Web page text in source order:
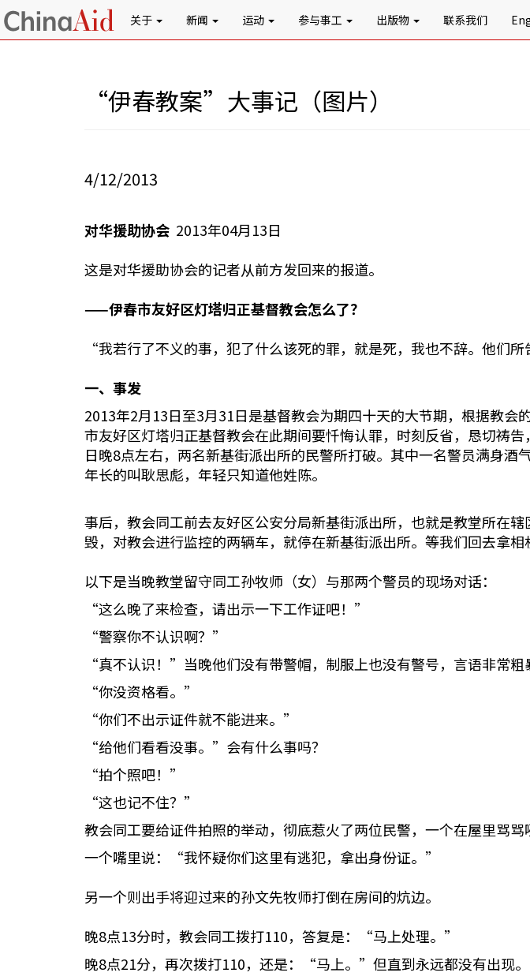
关于 新闻 运动 参与事工 出版物 联系我们
“伊春教案”大事记（图片）
4/12/2013
对华援助协会 2013年04月13日
这是对华援助协会的记者从前方发回来的报道。
——伊春市友好区灯塔归正基督教会怎么了？
“我若行了不义的事，犯了什么该死的罪，就是死，我也不辞。他们
一、事发
2013年2月13日至3月31日是基督教会为期四十天的大节期，根据教
市友好区灯塔归正基督教会在此期间要忏悔认罪，时刻反省，恳切祷
日晚8点左右，两名新基街派出所的民警所打破。其中一名警员满身酒
年长的叫耿思彪，年轻只知道他姓陈。
事后，教会同工前去友好区公安分局新基街派出所，也就是教堂所在
毁，对教会进行监控的两辆车，就停在新基街派出所。等我们回去拿相
以下是当晚教堂留守同工孙牧师（女）与那两个警员的现场对话：
“这么晚了来检查，请出示一下工作证吧！”
“警察你不认识啊？”
“真不认识！”当晚他们没有带警帽，制服上也没有警号，言语非常粗
“你没资格看。”
“你们不出示证件就不能进来。”
“给他们看看没事。”会有什么事吗？
“拍个照吧！”
“这也记不住？”
教会同工要给证件拍照的举动，彻底惹火了两位民警，一个在屋里骂骂
一个嘴里说：“我怀疑你们这里有逃犯，拿出身份证。”
另一个则出手将迎过来的孙文先牧师打倒在房间的炕边。
晚8点13分时，教会同工拨打110，答复是：“马上处理。”
晚8点21分，再次拨打110，还是：“马上。”但直到永远都没有出现。